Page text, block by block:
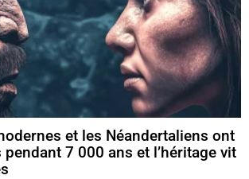
et les Néandertaliens ont
7 000 ans et l’héritage vit